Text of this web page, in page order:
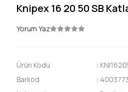
Knipex 16 20 50 SB
Yorum Yaz
Ürün Kodu :
Barkod
: